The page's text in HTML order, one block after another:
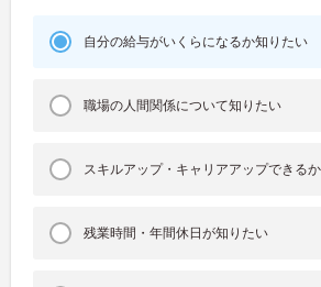
自分の給与がいくらになるか知りたい
職場の人間関係について知りたい
スキルアップ・キャリアアップできる
残業時間・年間休日が知りたい